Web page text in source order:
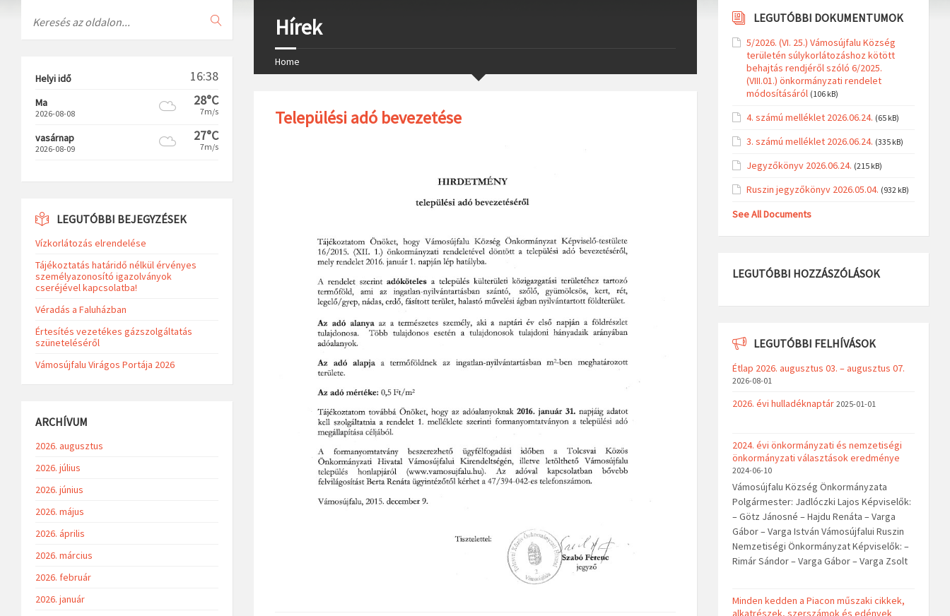
Hírek
Home
Települési adó bevezetése
Helyi idő 16:38
Ma
2026-08-08
28°C
7m/s
vasárnap
2026-08-09
27°C
7m/s
LEGUTÓBBI BEJEGYZÉSEK
Vízkorlátozás elrendelése
Tájékoztatás határidő nélkül érvényes
személyazonosító igazolványok
cseréjével kapcsolatba!
Véradás a Faluházban
Értesítés vezetékes gázszolgáltatás
szüneteléséről
Vámosújfalu Virágos Portája 2026
ARCHÍVUM
2026. augusztus
2026. július
2026. június
2026. május
2026. április
2026. március
2026. február
2026. január
LEGUTÓBBI DOKUMENTUMOK
5/2026. (VI. 25.) Vámosújfalu Község
területén súlykorlátozáshoz kötött
behajtás rendjéről szóló 6/2025.
(VIII.01.) önkormányzati rendelet
módosításáról (106 kB)
4. számú melléklet 2026.06.24. (65 kB)
3. számú melléklet 2026.06.24. (335 kB)
Jegyzőkönyv 2026.06.24. (215 kB)
Ruszin jegyzőkönyv 2026.05.04. (932 kB)
See All Documents
LEGUTÓBBI HOZZÁSZÓLÁSOK
LEGUTÓBBI FELHÍVÁSOK
Étlap 2026. augusztus 03. – augusztus 07.
2026-08-01
2026. évi hulladéknaptár 2025-01-01
2024. évi önkormányzati és nemzetiségi
önkormányzati választások eredménye
2024-06-10
Vámosújfalu Község Önkormányzata
Polgármester: Jadlóczki Lajos Képviselők:
– Götz Jánosné – Hajdu Renáta – Varga
Gábor – Varga István Vámosújfalui Ruszin
Nemzetiségi Önkormányzat Képviselők: –
Rimár Sándor – Varga Gábor – Varga Zsolt
Minden kedden a Piacon műszaki cikkek,
alkatrészek, szerszámok és edények